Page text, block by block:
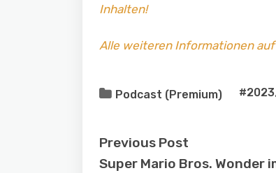
Inhalten!
Alle weiteren Informationen auf
Podcast (Premium) #2023,
Previous Post
Super Mario Bros. Wonder